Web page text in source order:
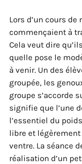
Lors d’un cours
commençaient à
Cela veut dire
quelle pose le
à venir. Un des
groupée, les
groupe s’accorde
signifie que l’une
l’essentiel du
libre et
ventre. La séance
réalisation d’un